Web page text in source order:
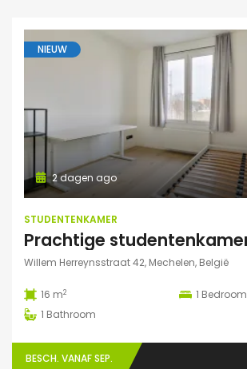
NIEUW
2 dagen ago
STUDENTENKAMER
Willem Herreynsstraat 42, Mechelen, België
16 m2 1 Bedroom
1 Bathroom
BESCH. VANAF SEP.